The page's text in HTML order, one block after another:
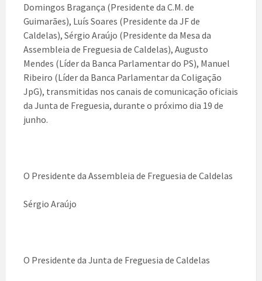
Domingos Bragança (Presidente da C.M. de
Guimarães), Luís Soares (Presidente da JF de
Caldelas), Sérgio Araújo (Presidente da Mesa da
Assembleia de Freguesia de Caldelas), Augusto
Mendes (Líder da Banca Parlamentar do PS), Manuel
Ribeiro (Líder da Banca Parlamentar da Coligação
JpG), transmitidas nos canais de comunicação oficiais
da Junta de Freguesia, durante o próximo dia 19 de
junho.
O Presidente da Assembleia de Freguesia de Caldelas
Sérgio Araújo
O Presidente da Junta de Freguesia de Caldelas